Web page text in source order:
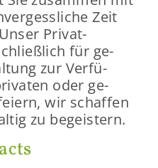
Zeit
Privat-​
für ge­
zur Ver­fü­
oder ge­
wir schaf­fen
zu be­geis­tern.